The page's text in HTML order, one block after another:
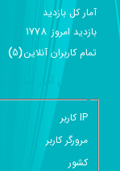
آمار کل بازدید
بازديد امروز 1778
تمام کاربران آنلاين(
5
)
گزارش آمار سایت
IP کاربر
مرورگر کاربر
کشور